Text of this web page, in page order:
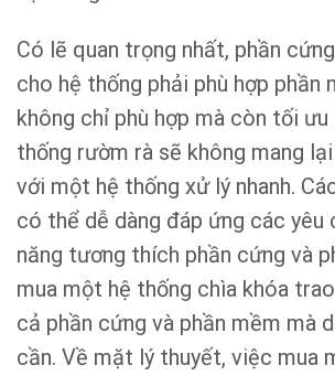
Có lẽ quan trọng nhất, phần
cho hệ thống phải phù hợp phần
không chỉ phù hợp mà còn tối
thống rườm rà sẽ không mang
với một hệ thống xử lý nhanh.
có thể dễ dàng đáp ứng các yêu
năng tương thích phần cứng và
mua một hệ thống chìa khóa
cả phần cứng và phần mềm mà
cần. Về mặt lý thuyết, việc mua